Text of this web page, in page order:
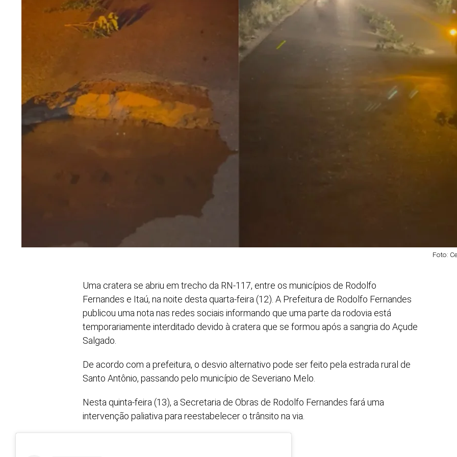
Foto:
Uma cratera se abriu em trecho da RN-117, entre os municípios de Rodolfo
Fernandes e Itaú, na noite desta quarta-feira (12). A Prefeitura de Rodolfo Fernandes
publicou uma nota nas redes sociais informando que uma parte da rodovia está
temporariamente interditado devido à cratera que se formou após a sangria do Açude
Salgado.
De acordo com a prefeitura, o desvio alternativo pode ser feito pela estrada rural de
Santo Antônio, passando pelo município de Severiano Melo.
Nesta quinta-feira (13), a Secretaria de Obras de Rodolfo Fernandes fará uma
intervenção paliativa para reestabelecer o trânsito na via.